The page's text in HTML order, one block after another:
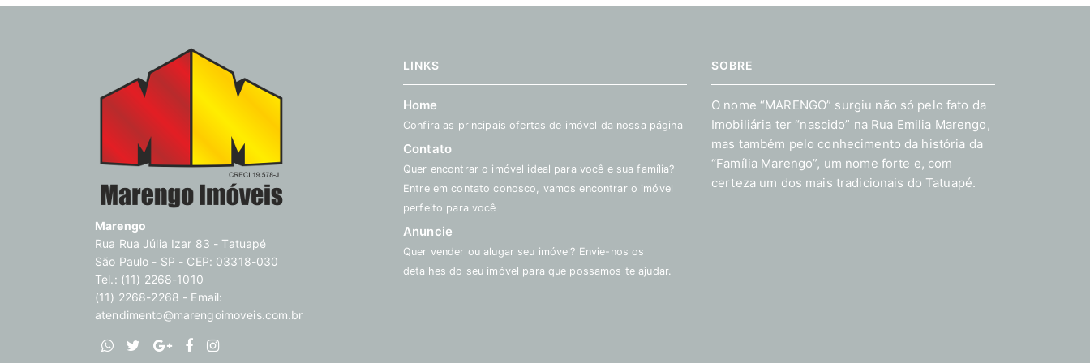
Marengo
Rua Rua Júlia Izar 83 - Tatuapé
São Paulo - SP - CEP: 03318-030
Tel.: (11) 2268-1010
(11) 2268-2268 - Email:
atendimento@marengoimoveis.com.br
LINKS
Home
Confira as principais ofertas de imóvel da nossa página
Contato
Quer encontrar o imóvel ideal para você e sua família?
Entre em contato conosco, vamos encontrar o imóvel
perfeito para você
Anuncie
Quer vender ou alugar seu imóvel? Envie-nos os
detalhes do seu imóvel para que possamos te ajudar.
SOBRE
O nome “MARENGO” surgiu não só pelo fato da
Imobiliária ter “nascido” na Rua Emilia Marengo,
mas também pelo conhecimento da história da
“Família Marengo”, um nome forte e, com
certeza um dos mais tradicionais do Tatuapé.